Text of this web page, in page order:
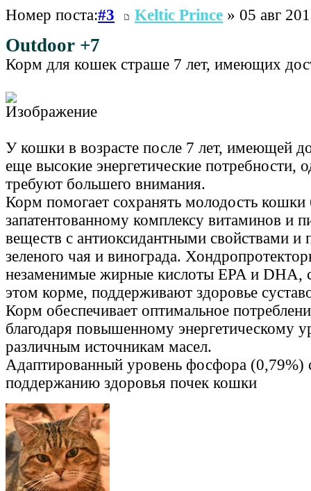
Номер поста:#3 Keltic Prince » 05 авг
Outdoor +7
Корм для кошек страше 7 лет, имеющих
У кошки в возрасте после 7 лет, имеющей
еще высокие энергетические потребности,
требуют большего внимания.
Корм помогает сохранять молодость кошки
запатентованному комплексу витаминов и
веществ с антиоксидантными свойствами и
зеленого чая и винограда.
незаменимые жирные кислоты EPA и DHA,
этом корме, поддерживают здоровье
Корм обеспечивает оптимальное
благодаря повышенному энергетическому
различным источникам масел.
Адаптированный уровень фосфора (0,79%)
поддержанию здоровья почек кошки